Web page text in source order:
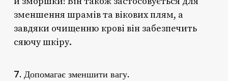
зменшення шрамів та вікових плям, а
завдяки очищенню крові він забезпечить
сяючу шкіру.
7. Допомагає зменшити вагу.